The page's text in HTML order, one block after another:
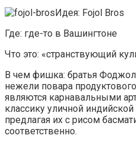
Идея: Fojol Bros
Где: где-то в Вашингтоне
Что это: «странствующий
В чем фишка: братья
нежели повара
являются карнавальными
классику уличной
предлагая их с рисом
соответственно.